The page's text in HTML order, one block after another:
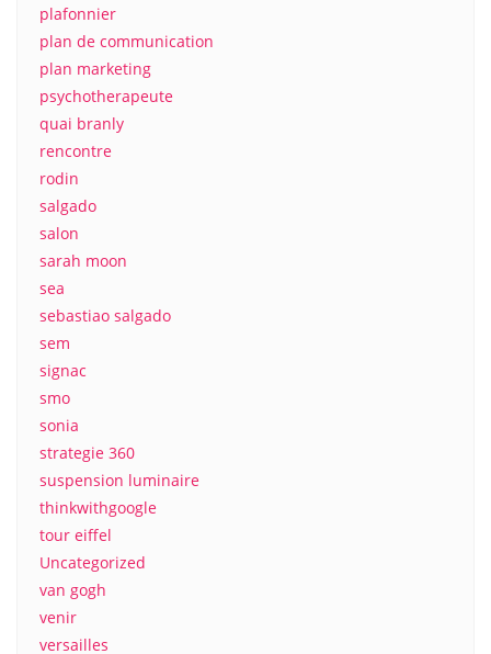
plafonnier
plan de communication
plan marketing
psychotherapeute
quai branly
rencontre
rodin
salgado
salon
sarah moon
sea
sebastiao salgado
sem
signac
smo
sonia
strategie 360
suspension luminaire
thinkwithgoogle
tour eiffel
Uncategorized
van gogh
venir
versailles